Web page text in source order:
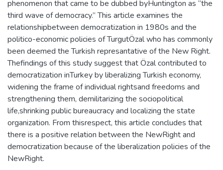
phenomenon that came to be dubbed byHuntington as “the
third wave of democracy.” This article examines the
relationshipbetween democratization in 1980s and the
politico-economic policies of TurgutÖzal who has commonly
been deemed the Turkish represantative of the New Right.
Thefindings of this study suggest that Özal contributed to
democratization inTurkey by liberalizing Turkish economy,
widening the frame of individual rightsand freedoms and
strengthening them, demilitarizing the sociopolitical
life,shrinking public bureaucracy and localizing the state
organization. From thisrespect, this article concludes that
there is a positive relation between the NewRight and
democratization because of the liberalization policies of the
NewRight.